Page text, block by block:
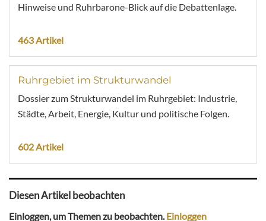
Hinweise und Ruhrbarone-Blick auf die Debattenlage.
463 Artikel
Ruhrgebiet im Strukturwandel
Dossier zum Strukturwandel im Ruhrgebiet: Industrie,
Städte, Arbeit, Energie, Kultur und politische Folgen.
602 Artikel
Diesen Artikel beobachten
Einloggen, um Themen zu beobachten.Einloggen